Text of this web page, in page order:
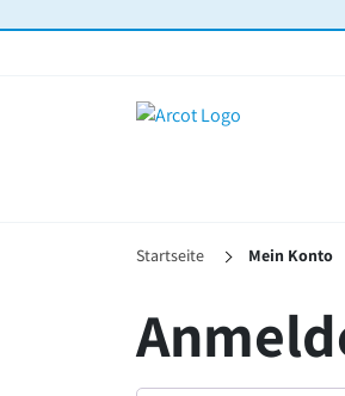
Startseite Mein Konto